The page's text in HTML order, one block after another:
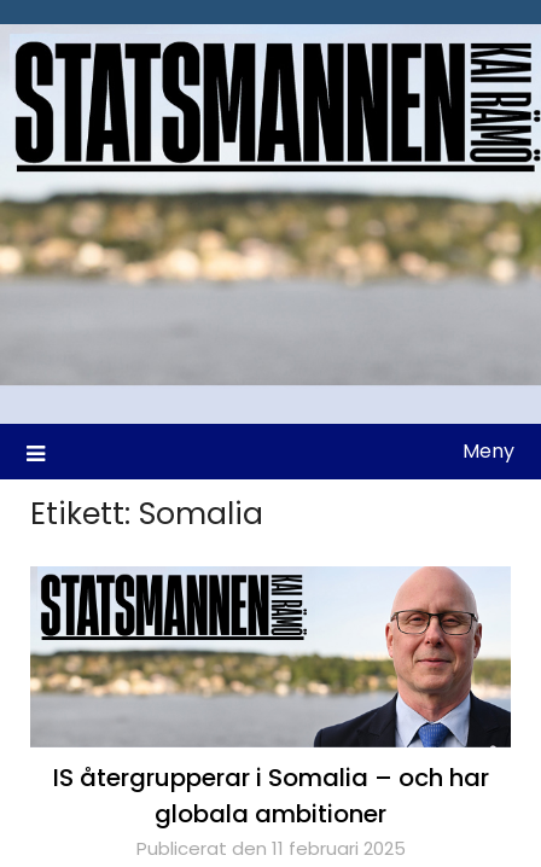
till
Meny
Etikett: Somalia
IS återgrupperar i Somalia – och har
globala ambitioner
Publicerat den 11 februari 2025